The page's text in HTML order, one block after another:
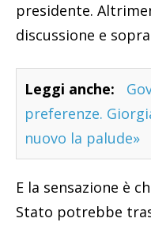
presidente.
discussione e
Leggi anche:
preferenze.
nuovo la palude»
E la sensazione è
Stato potrebbe